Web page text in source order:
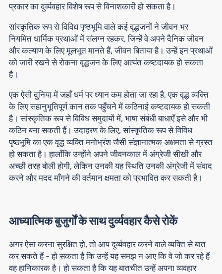
प्रकार का दुर्व्यवहार विशेष रूप से विनाशकारी हो सकता है।
सांस्कृतिक रूप से विविध पृष्ठभूमि वाले कई वृद्धजनों ने जीवन भर
नियमित धार्मिक प्रथाओं में संलग्न रहकर, जिन्हें वे अपने दैनिक जीवन
और कल्याण के लिए मूलभूत मानते हैं, जीवन बिताया है। उन्हें इन प्रथाओं
को जारी रखने से रोकना वृद्धजन के लिए अत्यंत कष्टदायक हो सकता
है।
एक ऐसी दुनिया में जहाँ धर्म पर ध्यान कम होता जा रहा है, एक वृद्ध व्यक्ति
के लिए सहानुभूतिपूर्ण कान तक पहुँचने में कठिनाई कष्टदायक हो सकती
है। सांस्कृतिक रूप से विविध समुदायों में, भाषा संबंधी बाधाएँ इसे और भी
कठिन बना सकती हैं। उदाहरण के लिए, सांस्कृतिक रूप से विविध
पृष्ठभूमि का एक वृद्ध व्यक्ति मनोभ्रंश जैसी संज्ञानात्मक अक्षमता से ग्रस्त
हो सकता है। हालाँकि उन्होंने अपने जीवनकाल में अंग्रेजी सीखी और
अच्छी तरह बोली होगी, लेकिन उनकी यह स्थिति उनकी अंग्रेजी में संवाद
करने और मदद माँगने की वर्तमान क्षमता को प्रभावित कर सकती है।
आध्यात्मिक बुजुर्गों के साथ दुर्व्यवहार कैसे रोकें
अगर ऐसा करना सुरक्षित हो, तो आप दुर्व्यवहार करने वाले व्यक्ति से बात
कर सकते हैं - हो सकता है कि उन्हें यह समझ न आए कि वे जो कर रहे हैं
वह हानिकारक है। हो सकता है कि यह बातचीत उन्हें अपना व्यवहार